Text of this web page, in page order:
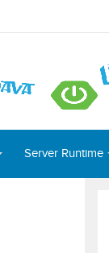
Server Runtime